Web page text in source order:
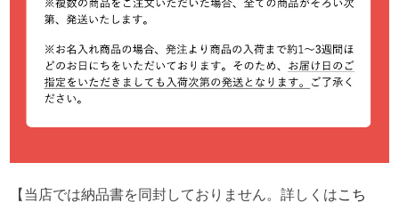
【当店では納品書を同封しておりません。詳しくはこち